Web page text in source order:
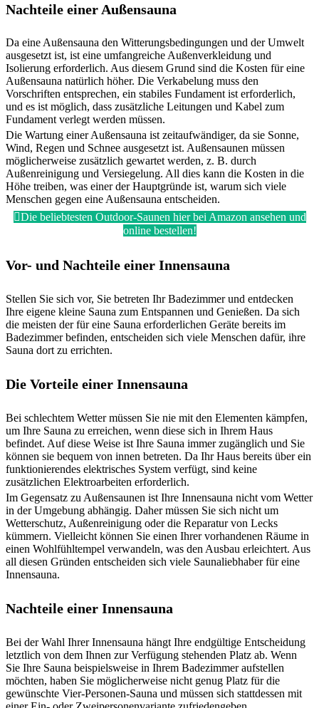
Nachteile einer Außensauna
Da eine Außensauna den Witterungsbedingungen und der Umwelt
ausgesetzt ist, ist eine umfangreiche Außenverkleidung und
Isolierung erforderlich. Aus diesem Grund sind die Kosten für eine
Außensauna natürlich höher. Die Verkabelung muss den
Vorschriften entsprechen, ein stabiles Fundament ist erforderlich,
und es ist möglich, dass zusätzliche Leitungen und Kabel zum
Fundament verlegt werden müssen.
Die Wartung einer Außensauna ist zeitaufwändiger, da sie Sonne,
Wind, Regen und Schnee ausgesetzt ist. Außensaunen müssen
möglicherweise zusätzlich gewartet werden, z. B. durch
Außenreinigung und Versiegelung. All dies kann die Kosten in die
Höhe treiben, was einer der Hauptgründe ist, warum sich viele
Menschen gegen eine Außensauna entscheiden.
Die beliebtesten Outdoor-Saunen hier bei Amazon ansehen und
online bestellen!
Vor- und Nachteile einer Innensauna
Stellen Sie sich vor, Sie betreten Ihr Badezimmer und entdecken
Ihre eigene kleine Sauna zum Entspannen und Genießen. Da sich
die meisten der für eine Sauna erforderlichen Geräte bereits im
Badezimmer befinden, entscheiden sich viele Menschen dafür, ihre
Sauna dort zu errichten.
Die Vorteile einer Innensauna
Bei schlechtem Wetter müssen Sie nie mit den Elementen kämpfen,
um Ihre Sauna zu erreichen, wenn diese sich in Ihrem Haus
befindet. Auf diese Weise ist Ihre Sauna immer zugänglich und Sie
können sie bequem von innen betreten. Da Ihr Haus bereits über ein
funktionierendes elektrisches System verfügt, sind keine
zusätzlichen Elektroarbeiten erforderlich.
Im Gegensatz zu Außensaunen ist Ihre Innensauna nicht vom Wetter
in der Umgebung abhängig. Daher müssen Sie sich nicht um
Wetterschutz, Außenreinigung oder die Reparatur von Lecks
kümmern. Vielleicht können Sie einen Ihrer vorhandenen Räume in
einen Wohlfühltempel verwandeln, was den Ausbau erleichtert. Aus
all diesen Gründen entscheiden sich viele Saunaliebhaber für eine
Innensauna.
Nachteile einer Innensauna
Bei der Wahl Ihrer Innensauna hängt Ihre endgültige Entscheidung
letztlich von dem Ihnen zur Verfügung stehenden Platz ab. Wenn
Sie Ihre Sauna beispielsweise in Ihrem Badezimmer aufstellen
möchten, haben Sie möglicherweise nicht genug Platz für die
gewünschte Vier-Personen-Sauna und müssen sich stattdessen mit